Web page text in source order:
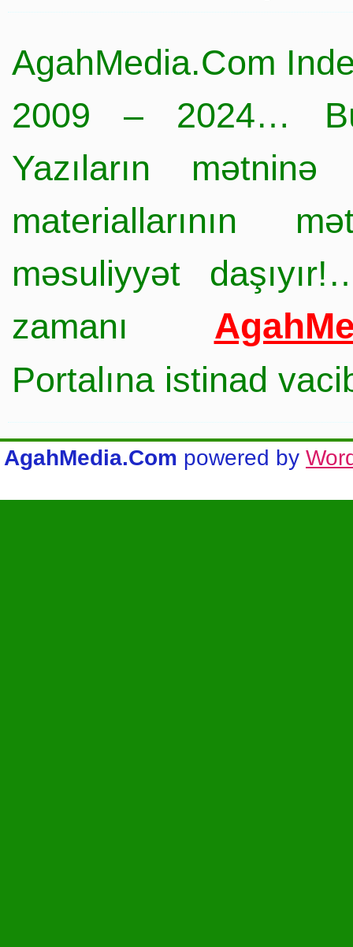
AgahMedia.Com
2009 – 2024…
Yazıların
materiallarının
məsuliyyət
zamanı
Portalına istinad
AgahMedia.Com powered by